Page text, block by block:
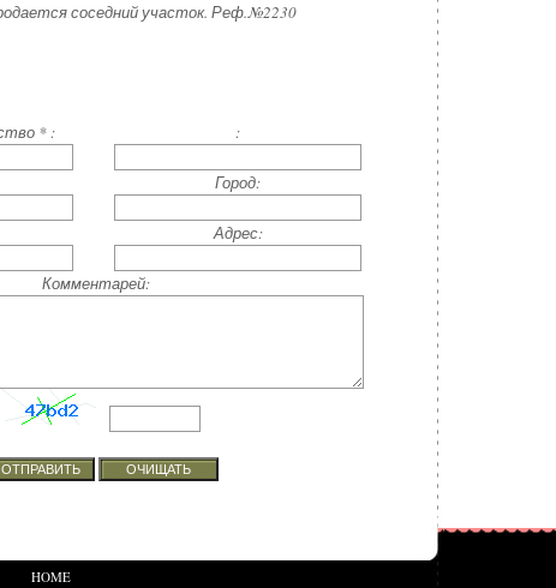
соседний участок. Реф.№2230
* : :
Город:
Адрес:
Комментарей:
HOME